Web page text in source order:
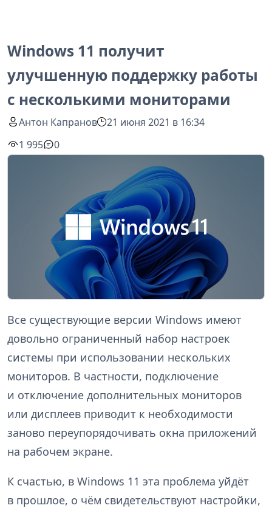
Windows 11 получит
улучшенную поддержку работы
с несколькими мониторами
Антон Капранов
21 июня 2021 в 16:34
1 995
0
Все существующие версии Windows имеют
довольно ограниченный набор настроек
системы при использовании нескольких
мониторов. В частности, подключение
и отключение дополнительных мониторов
или дисплеев приводит к необходимости
заново переупорядочивать окна приложений
на рабочем экране.
К счастью, в Windows 11 эта проблема уйдёт
в прошлое, о чём свидетельствуют настройки,